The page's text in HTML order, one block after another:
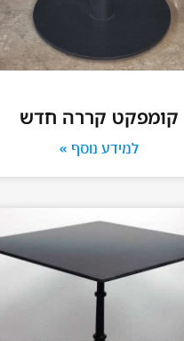
קומפקט קררה חדש
למידע נוסף »